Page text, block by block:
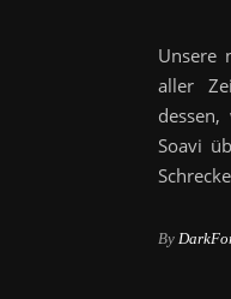
Unsere
aller
Soavi
By